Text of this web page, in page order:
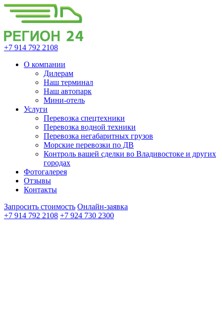
+7 914 792 2108
О компании
Дилерам
Наш терминал
Наш автопарк
Мини-отель
Услуги
Перевозка спецтехники
Перевозка водной техники
Перевозка негабаритных грузов
Морские перевозки по ДВ
Контроль вашей сделки во Владивостоке и других
городах
Фотогалерея
Отзывы
Контакты
Запросить стоимость Онлайн-заявка
+7 914 792 2108 +7 924 730 2300